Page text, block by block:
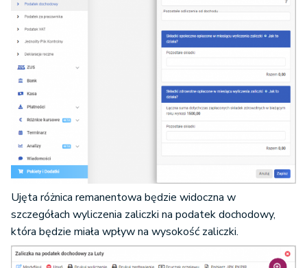
Ujęta różnica remanentowa będzie widoczna w
szczegółach wyliczenia zaliczki na podatek dochodowy,
która będzie miała wpływ na wysokość zaliczki.